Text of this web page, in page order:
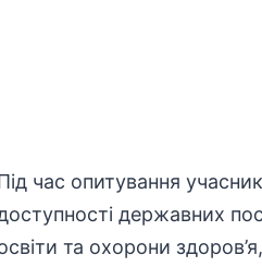
час опитування
державних
та охорони